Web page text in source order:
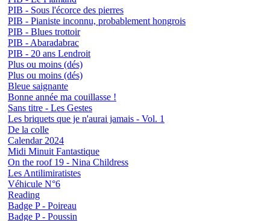
PIB - Sous l'écorce des pierres
PIB - Pianiste inconnu, probablement hongrois
PIB - Blues trottoir
PIB - Abaradabrac
PIB - 20 ans Lendroit
Plus ou moins (dés)
Plus ou moins (dés)
Bleue saignante
Bonne année ma couillasse !
Sans titre - Les Gestes
Les briquets que je n'aurai jamais - Vol. 1
De la colle
Calendar 2024
Midi Minuit Fantastique
On the roof 19 - Nina Childress
Les Antilimiratistes
Véhicule N°6
Reading
Badge P - Poireau
Badge P - Poussin